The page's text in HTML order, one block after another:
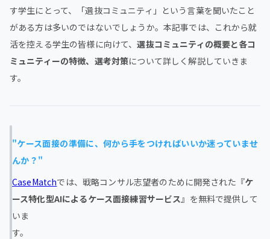
す学生にとって、「選抜コミュニティ」という言葉を聞いたこと
がある方は多いのではないでしょうか。本記事では、これから就
活を控える学生の皆様に向けて、選抜コミュニティの概要と各コ
ミュニティーの特徴、選考対策について詳しく解説していきま
す。
"ケース面接の準備に、何から手をつければいいか迷っていませ
んか？"
CaseMatchでは、戦略コンサル志望者のために開発された『ケ
ース特化型AIによるケース面接練習サービス』を無料で提供して
いま
す。